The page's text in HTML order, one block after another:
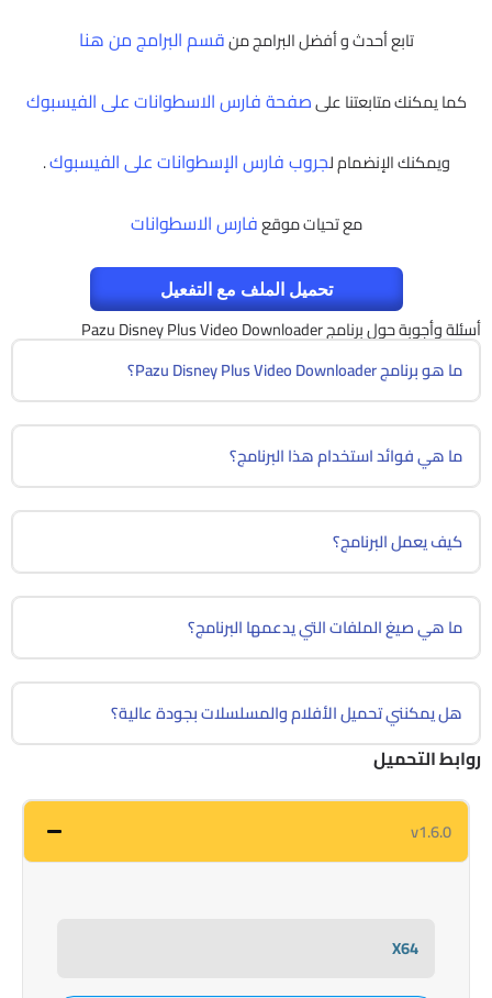
تابع أحدث و أفضل البرامج منقسم البرامج من هنا
كما يمكنك متابعتنا علىصفحة فارس الاسطوانات على الفيسبوك
ويمكنك الإنضمام لجروب فارس الإسطوانات على الفيسبوك.
مع تحيات موقعفارس الاسطوانات
تحميل الملف مع التفعيل
أسئلة وأجوبة حول برنامج Pazu Disney Plus Video Downloader
ما هو برنامج Pazu Disney Plus Video Downloader؟
ما هي فوائد استخدام هذا البرنامج؟
كيف يعمل البرنامج؟
ما هي صيغ الملفات التي يدعمها البرنامج؟
هل يمكنني تحميل الأفلام والمسلسلات بجودة عالية؟
روابط التحميل
v1.6.0
X64